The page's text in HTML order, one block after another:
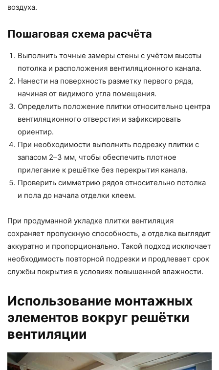
воздуха.
Пошаговая схема расчёта
Выполнить точные замеры стены с учётом высоты
потолка и расположения вентиляционного канала.
Нанести на поверхность разметку первого ряда,
начиная от видимого угла помещения.
Определить положение плитки относительно центра
вентиляционного отверстия и зафиксировать
ориентир.
При необходимости выполнить подрезку плитки с
запасом 2–3 мм, чтобы обеспечить плотное
прилегание к решётке без перекрытия канала.
Проверить симметрию рядов относительно потолка
и пола до начала отделки клеем.
При продуманной укладке плитки вентиляция
сохраняет пропускную способность, а отделка выглядит
аккуратно и пропорционально. Такой подход исключает
необходимость повторной подрезки и продлевает срок
службы покрытия в условиях повышенной влажности.
Использование монтажных
элементов вокруг решётки
вентиляции